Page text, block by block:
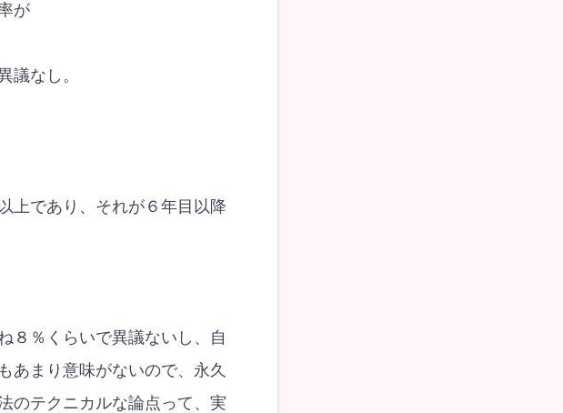
が
議なし。
上であり、それが６年目以降
８％くらいで異議ないし、自
あまり意味がないので、永久
のテクニカルな論点って、実